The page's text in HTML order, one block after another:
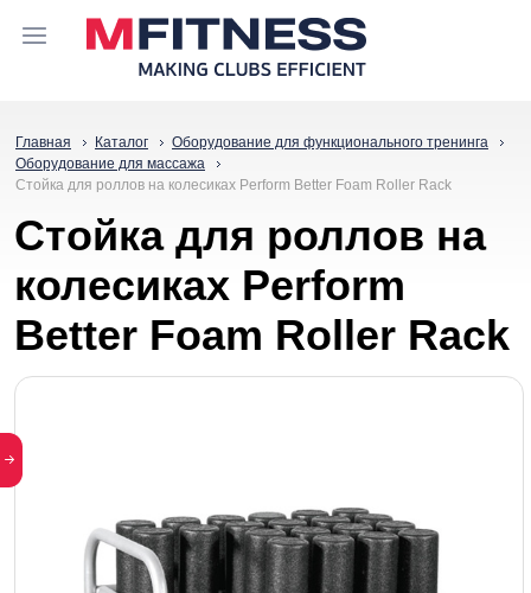
Главная Каталог
Оборудование для функционального тренинга
Оборудование для массажа
Стойка для роллов на колесиках Perform Better Foam Roller Rack
Стойка для роллов на
колесиках Perform
Better Foam Roller Rack